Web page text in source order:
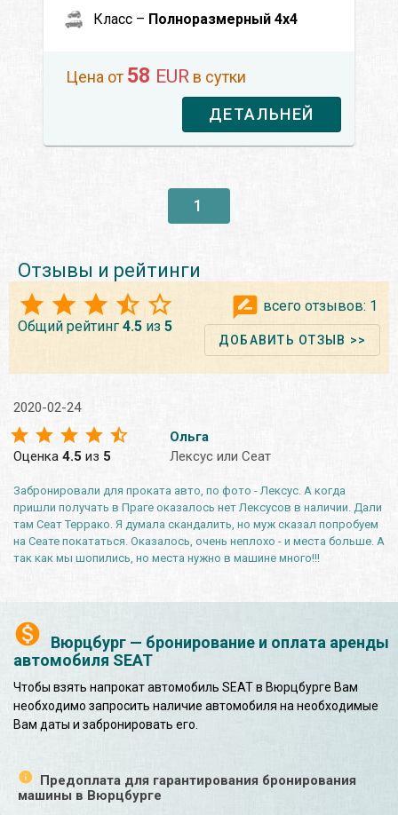
Вюрцбург — бронирование и оплата аренды
автомобиля SEAT
Чтобы взять напрокат автомобиль SEAT в Вюрцбурге Вам
необходимо запросить наличие автомобиля на необходимые
Вам даты и забронировать его.
Предоплата для гарантирования бронирования
машины в Вюрцбурге
Класс – Полноразмерный 4x4
Цена от 58 EUR в сутки
ДЕТАЛЬНЕЙ
1
Отзывы и рейтинги
Общий рейтинг 4.5 из 5
всего отзывов: 1
ДОБАВИТЬ ОТЗЫВ >>
2020-02-24
Оценка 4.5 из 5
Ольга
Лексус или Сеат
Забронировали для проката авто, по фото - Лексус. А когда
пришли получать в Праге оказалось нет Лексусов в наличии. Дали
там Сеат Террако. Я думала скандалить, но муж сказал попробуем
на Сеате покататься. Оказалось, очень неплохо - и места больше. А
так как мы шопились, но места нужно в машине много!!!